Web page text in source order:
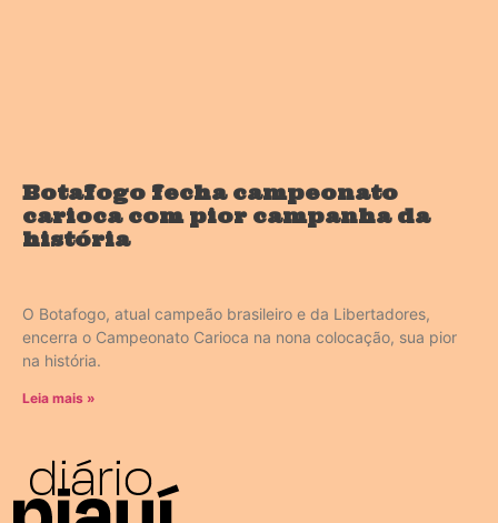
Botafogo fecha campeonato
carioca com pior campanha da
história
O Botafogo, atual campeão brasileiro e da Libertadores,
encerra o Campeonato Carioca na nona colocação, sua pior
na história.
Leia mais »